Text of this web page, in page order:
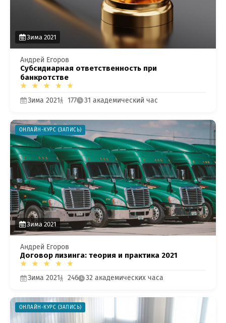
Зима 2021
Андрей Егоров
Субсидиарная ответственность при
банкротстве
Зима 2021 177 31 академический час
ОНЛАЙН-КУРС (ЗАПИСЬ)
Зима 2021
Андрей Егоров
Договор лизинга: теория и практика 2021
Зима 2021 246 32 академических часа
ОНЛАЙН-КУРС (ЗАПИСЬ)